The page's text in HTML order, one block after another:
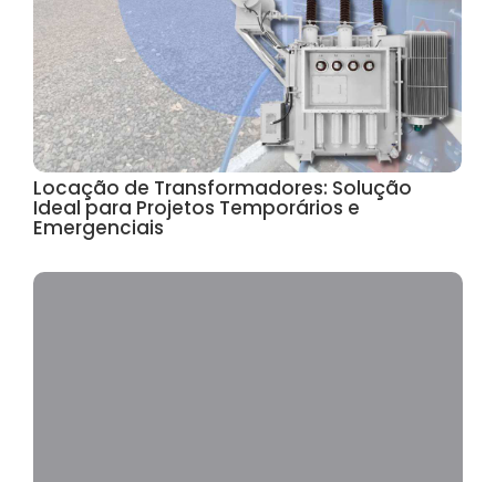
Locação de Transformadores: Solução
Ideal para Projetos Temporários e
Emergenciais